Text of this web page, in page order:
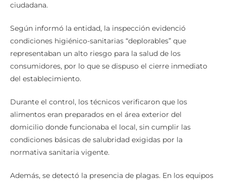
ciudadana.
Según informó la entidad, la inspección evidenció
condiciones higiénico-sanitarias “deplorables” que
representaban un alto riesgo para la salud de los
consumidores, por lo que se dispuso el cierre inmediato
del establecimiento.
Durante el control, los técnicos verificaron que los
alimentos eran preparados en el área exterior del
domicilio donde funcionaba el local, sin cumplir las
condiciones básicas de salubridad exigidas por la
normativa sanitaria vigente.
Además, se detectó la presencia de plagas. En los equipos